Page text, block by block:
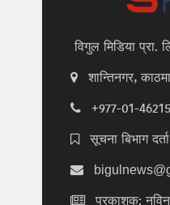
विगुल मिडिया प्रा.
शान्तिनगर,
+977-01-
सूचना बिभाग